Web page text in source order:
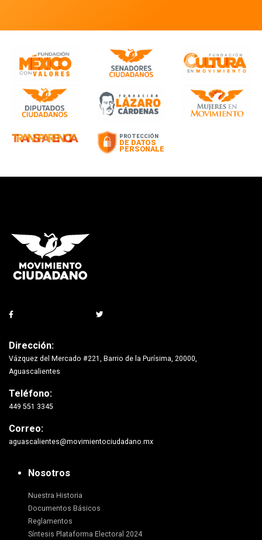
Dirección:
Vázquez del Mercado #221, Barrio de la Purísima, 20000,
Aguascalientes
Teléfono:
449 551 3345
Correo:
aguascalientes@movimientociudadano.mx
Nosotros
Nuestra Historia
Documentos Básicos
Reglamentos
Síntesis Plataforma Electoral 2024